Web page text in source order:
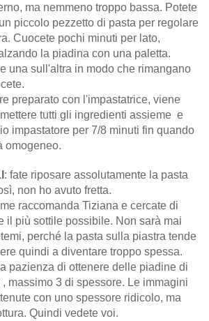
ma nemmeno troppo bassa. Potete
piccolo pezzetto di pasta per regolare
Cuocete pochi minuti per lato,
la piadina con una paletta.
una sull'altra in modo che rimangano
preparato con l'impastatrice, viene
tutti gli ingredienti assieme e
impastatore per 7/8 minuti fin quando
omogeneo.
: fate riposare assolutamente la pasta
non ho avuto fretta.
raccomanda Tiziana e cercate di
il più sottile possibile. Non sarà mai
perché la pasta sulla piastra tende
quindi a diventare troppo spessa.
pazienza di ottenere delle piadine di
massimo 3 di spessore. Le immagini
con uno spessore ridicolo, ma
Quindi vedete voi.